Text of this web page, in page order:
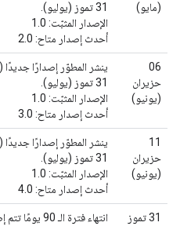
(مايو)
31 تموز (يوليو).
الإصدار المثبّت: 1.0
أحدث إصدار متاح: 2.0
06
حزيران
(يونيو)
31 تموز (يوليو).
الإصدار المثبّت: 1.0
أحدث إصدار متاح: 3.0
11
حزيران
(يونيو)
31 تموز (يوليو).
الإصدار المثبّت: 1.0
أحدث إصدار متاح: 4.0
31 تموز
انتهاء فترة